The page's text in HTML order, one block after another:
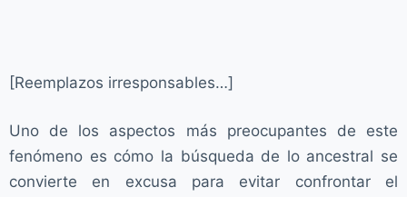
[Reemplazos irresponsables…]
Uno de los aspectos más preocupantes de este
fenómeno es cómo la búsqueda de lo ancestral se
convierte en excusa para evitar confrontar el